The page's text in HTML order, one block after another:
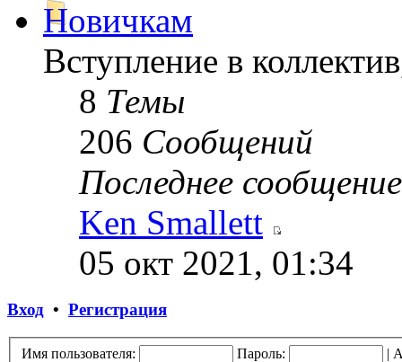
Новичкам
Вступление в
8 Темы
206 Сообщений
Последнее сообщение
Ken Smallett
05 окт 2021, 01:34
Вход • Регистрация
Имя пользователя: Пароль: |